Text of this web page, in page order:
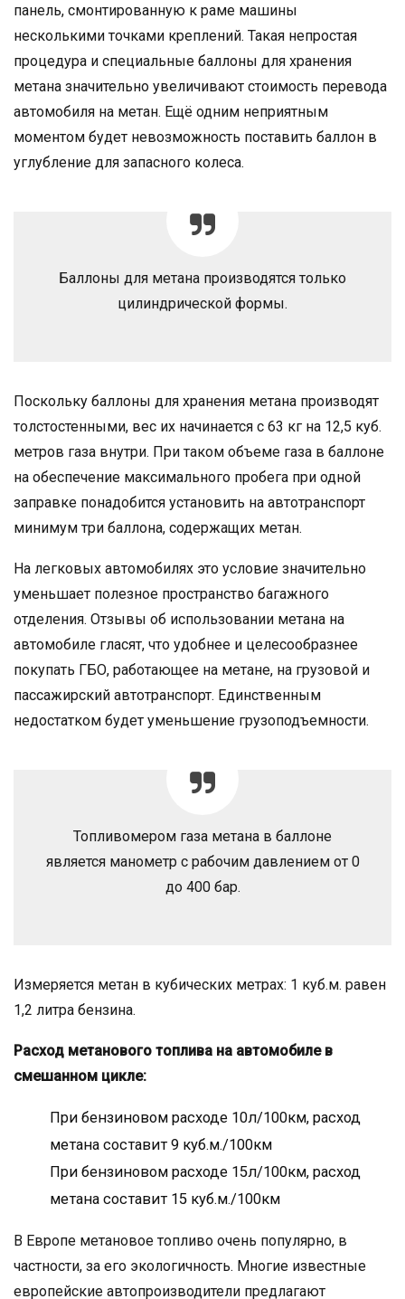
панель, смонтированную к раме машины
несколькими точками креплений. Такая непростая
процедура и специальные баллоны для хранения
метана значительно увеличивают стоимость перевода
автомобиля на метан. Ещё одним неприятным
моментом будет невозможность поставить баллон в
углубление для запасного колеса.
Баллоны для метана производятся только
цилиндрической формы.
Поскольку баллоны для хранения метана производят
толстостенными, вес их начинается с 63 кг на 12,5 куб.
метров газа внутри. При таком объеме газа в баллоне
на обеспечение максимального пробега при одной
заправке понадобится установить на автотранспорт
минимум три баллона, содержащих метан.
На легковых автомобилях это условие значительно
уменьшает полезное пространство багажного
отделения. Отзывы об использовании метана на
автомобиле гласят, что удобнее и целесообразнее
покупать ГБО, работающее на метане, на грузовой и
пассажирский автотранспорт. Единственным
недостатком будет уменьшение грузоподъемности.
Топливомером газа метана в баллоне
является манометр с рабочим давлением от 0
до 400 бар.
Измеряется метан в кубических метрах: 1 куб.м. равен
1,2 литра бензина.
Расход метанового топлива на автомобиле в
смешанном цикле:
При бензиновом расходе 10л/100км, расход
метана составит 9 куб.м./100км
При бензиновом расходе 15л/100км, расход
метана составит 15 куб.м./100км
В Европе метановое топливо очень популярно, в
частности, за его экологичность. Многие известные
европейские автопроизводители предлагают